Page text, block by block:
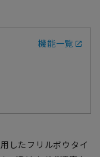
機能一覧
したフリルボウタイ